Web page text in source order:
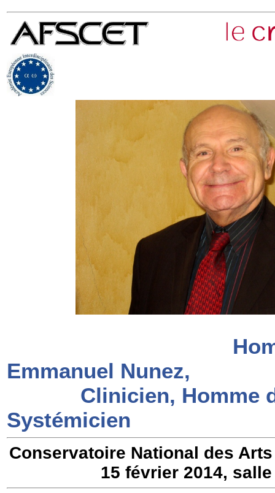
Emmanuel Nunez,
Clinicien, Homme
Systémicien
Conservatoire National des
15 février 2014, salle